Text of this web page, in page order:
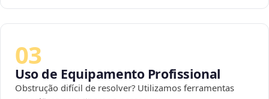
03
Uso de Equipamento Profissional
Obstrução difícil de resolver? Utilizamos ferramentas